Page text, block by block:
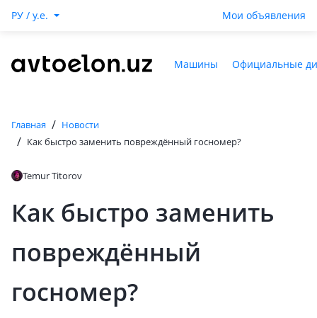
РУ / y.e. Мои объявления
Машины Официальные
Главная / Новости
/ Как быстро заменить повреждённый госномер?
Temur Titorov
Как быстро заменить
повреждённый
госномер?